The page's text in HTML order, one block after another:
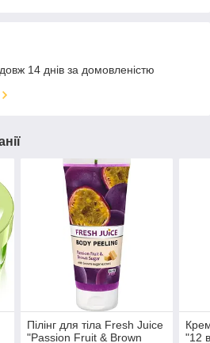
14 днів за домовленістю
Пілінг для тіла Fresh Juice
"Passion Fruit & Brown
"12